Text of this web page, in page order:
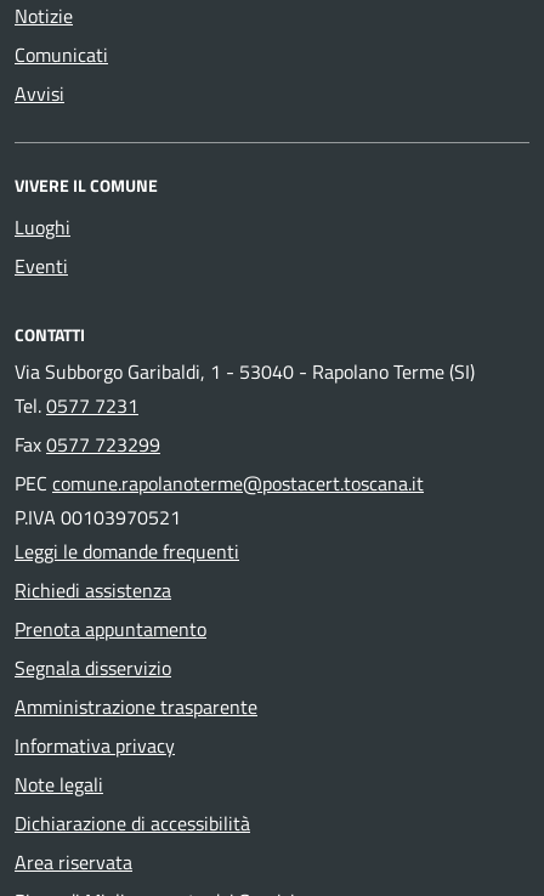
Notizie
Comunicati
Avvisi
VIVERE IL COMUNE
Luoghi
Eventi
CONTATTI
Via Subborgo Garibaldi, 1 - 53040 - Rapolano Terme (SI)
Tel.0577 7231
Fax0577 723299
PEC comune.rapolanoterme@postacert.toscana.it
P.IVA 00103970521
Leggi le domande frequenti
Richiedi assistenza
Prenota appuntamento
Segnala disservizio
Amministrazione trasparente
Informativa privacy
Note legali
Dichiarazione di accessibilità
Area riservata